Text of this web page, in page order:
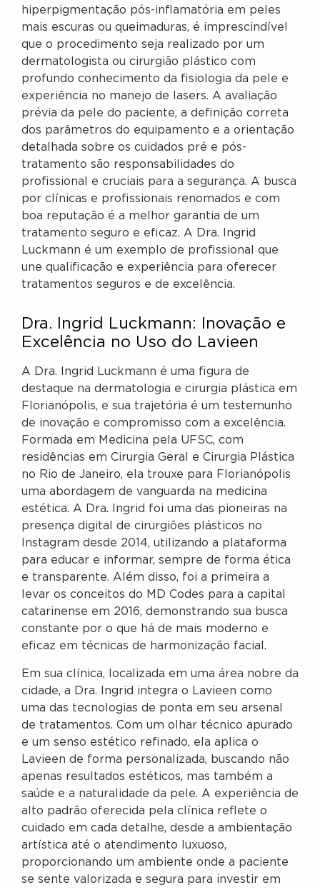
hiperpigmentação pós-inflamatória em peles
mais escuras ou queimaduras, é imprescindível
que o procedimento seja realizado por um
dermatologista ou cirurgião plástico com
profundo conhecimento da fisiologia da pele e
experiência no manejo de lasers. A avaliação
prévia da pele do paciente, a definição correta
dos parâmetros do equipamento e a orientação
detalhada sobre os cuidados pré e pós-
tratamento são responsabilidades do
profissional e cruciais para a segurança. A busca
por clínicas e profissionais renomados e com
boa reputação é a melhor garantia de um
tratamento seguro e eficaz. A Dra. Ingrid
Luckmann é um exemplo de profissional que
une qualificação e experiência para oferecer
tratamentos seguros e de excelência.
Dra. Ingrid Luckmann: Inovação e
Excelência no Uso do Lavieen
A Dra. Ingrid Luckmann é uma figura de
destaque na dermatologia e cirurgia plástica em
Florianópolis, e sua trajetória é um testemunho
de inovação e compromisso com a excelência.
Formada em Medicina pela UFSC, com
residências em Cirurgia Geral e Cirurgia Plástica
no Rio de Janeiro, ela trouxe para Florianópolis
uma abordagem de vanguarda na medicina
estética. A Dra. Ingrid foi uma das pioneiras na
presença digital de cirurgiões plásticos no
Instagram desde 2014, utilizando a plataforma
para educar e informar, sempre de forma ética
e transparente. Além disso, foi a primeira a
levar os conceitos do MD Codes para a capital
catarinense em 2016, demonstrando sua busca
constante por o que há de mais moderno e
eficaz em técnicas de harmonização facial.
Em sua clínica, localizada em uma área nobre da
cidade, a Dra. Ingrid integra o Lavieen como
uma das tecnologias de ponta em seu arsenal
de tratamentos. Com um olhar técnico apurado
e um senso estético refinado, ela aplica o
Lavieen de forma personalizada, buscando não
apenas resultados estéticos, mas também a
saúde e a naturalidade da pele. A experiência de
alto padrão oferecida pela clínica reflete o
cuidado em cada detalhe, desde a ambientação
artística até o atendimento luxuoso,
proporcionando um ambiente onde a paciente
se sente valorizada e segura para investir em